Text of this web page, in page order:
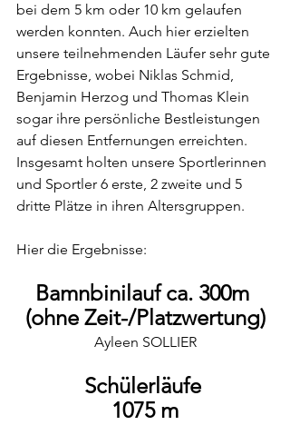
bei dem 5 km oder 10 km gelaufen
werden konnten. Auch hier erzielten
unsere teilnehmenden Läufer sehr gute
Ergebnisse, wobei Niklas Schmid,
Benjamin Herzog und Thomas Klein
sogar ihre persönliche Bestleistungen
auf diesen Entfernungen erreichten.
Insgesamt holten unsere Sportlerinnen
und Sportler 6 erste, 2 zweite und 5
dritte Plätze in ihren Altersgruppen.
Hier die Ergebnisse:
Bamnbinilauf ca. 300m
(ohne Zeit-/Platzwertung)
Ayleen SOLLIER
Schülerläufe
1075 m